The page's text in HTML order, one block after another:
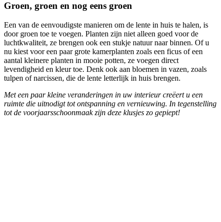
Groen, groen en nog eens groen
Een van de eenvoudigste manieren om de lente in huis te halen, is
door groen toe te voegen. Planten zijn niet alleen goed voor de
luchtkwaliteit, ze brengen ook een stukje natuur naar binnen. Of u
nu kiest voor een paar grote kamerplanten zoals een ficus of een
aantal kleinere planten in mooie potten, ze voegen direct
levendigheid en kleur toe. Denk ook aan bloemen in vazen, zoals
tulpen of narcissen, die de lente letterlijk in huis brengen.
Met een paar kleine veranderingen in uw interieur creëert u een
ruimte die uitnodigt tot ontspanning en vernieuwing. In tegenstelling
tot de voorjaarsschoonmaak zijn deze klusjes zo gepiept!